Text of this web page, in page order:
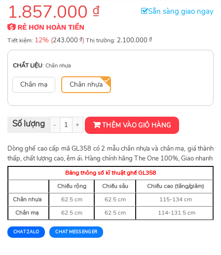
1.857.000 ₫ Sẵn sàng giao ngay
Tiết kiệm: 12% (243.000 ₫) Thị trường: 2.100.000 ₫
CHẤT LIỆU: Chân nhựa
Chân mạ Chân nhựa
Ghế lưới lưng cao GL358 số lượng THÊM VÀO GIỎ HÀNG
Dòng ghế cao cấp mã GL358 có 2 mẫu chân nhựa và chân mạ, giá thành
thấp, chất lượng cao, êm ái. Hàng chính hãng The One 100%, Giao nhanh
Bảng thông số kĩ thuật ghế GL358
Chiều rộng
Chiều sâu
Chiều cao (tăng/giảm)
Chân nhựa
62.5 cm 62.5 cm
115-134 cm
Chân mạ
62.5 cm 62.5 cm 114-131.5 cm
CHAT ZALO CHAT MESSENGER